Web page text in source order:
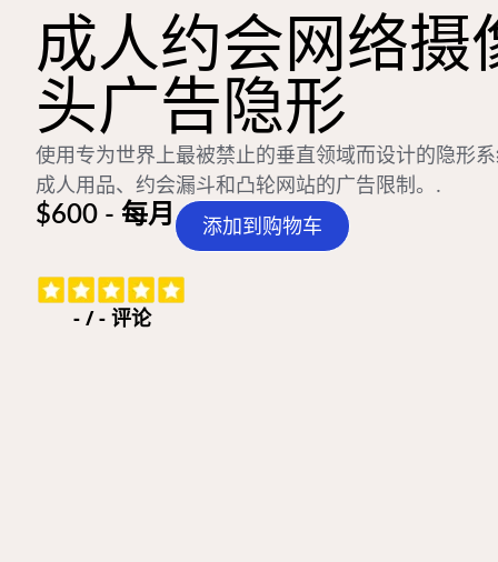
成人约会网络摄
头广告隐形
使用专为世界上最被禁止的垂直领域而设计的隐形
成人用品、约会漏斗和凸轮网站的广告限制。.
$600 - 每月
添加到购物车
-/-评论